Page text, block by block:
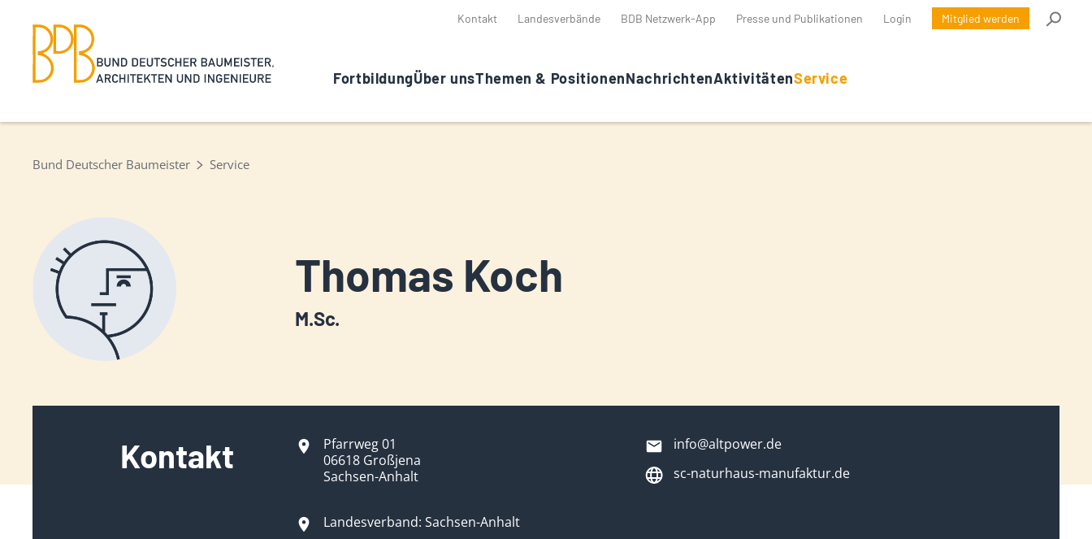
Kontakt Landesverbände BDB Netzwerk-App Presse und Publikationen Login Mitglied werden
FortbildungÜber unsThemen & PositionenNachrichtenAktivitätenService
Bund Deutscher Baumeister Service
Thomas Koch
M.Sc.
Kontakt
Pfarrweg 01
06618 Großjena
Sachsen-Anhalt
info@altpower.de
sc-naturhaus-manufaktur.de
Landesverband: Sachsen-Anhalt